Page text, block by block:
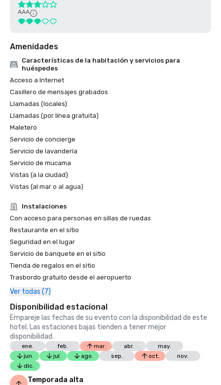
AAA
Amenidades
Características de la habitación y servicios para
huéspedes
Acceso a Internet
Casillero de mensajes grabados
Llamadas (locales)
Llamadas (por línea gratuita)
Maletero
Servicio de concierge
Servicio de lavandería
Servicio de mucama
Vistas (a la ciudad)
Vistas (al mar o al agua)
Instalaciones
Con acceso para personas en sillas de ruedas
Restaurante en el sitio
Seguridad en el lugar
Servicio de banquete en el sitio
Tienda de regalos en el sitio
Trasbordo gratuito desde el aeropuerto
Ver todas (7)
Disponibilidad estacional
Empareje las fechas de su evento con la disponibilidad de este
hotel. Las estaciones bajas tienden a tener mejor
disponibilidad.
ene. feb. mar. abr.
may.
jun.
jul. ago. sep. oct.
nov.
dic.
Temporada alta